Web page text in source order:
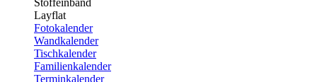
Stoffeinband
Layflat
Fotokalender
Wandkalender
Tischkalender
Familienkalender
Terminkalender